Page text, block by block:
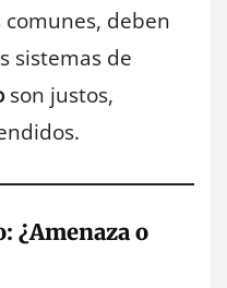
deben
sistemas de
son justos,
¿Amenaza o